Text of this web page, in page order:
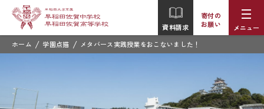
資料請求
寄付の
お願い
メニュー
ホーム / 学園点描 / メタバース実践授業をおこないました！